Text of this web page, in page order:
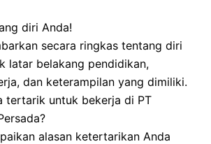
diri Anda!
secara ringkas tentang diri
latar belakang pendidikan,
dan keterampilan yang dimiliki.
tertarik untuk bekerja di PT
alasan ketertarikan Anda